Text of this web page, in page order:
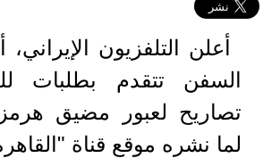
أعلن التلفزيون
السفن تتقدم بطلبات
تصاريح لعبور مضيق
لما نشره موقع قناة